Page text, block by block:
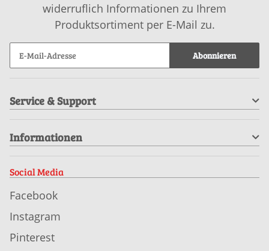
widerruflich Informationen zu Ihrem
Produktsortiment per E-Mail zu.
Abonnieren
Service & Support
Informationen
Social Media
Facebook
Instagram
Pinterest